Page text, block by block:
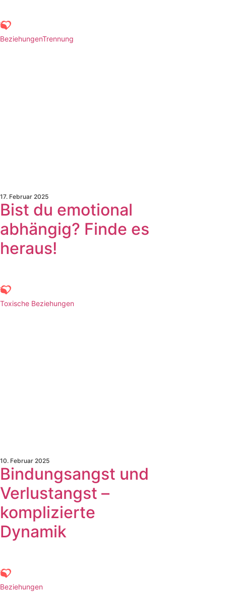
BeziehungenTrennung
17. Februar 2025
Bist du emotional
abhängig? Finde es
heraus!
Toxische Beziehungen
10. Februar 2025
Bindungsangst und
Verlustangst –
komplizierte
Dynamik
Beziehungen